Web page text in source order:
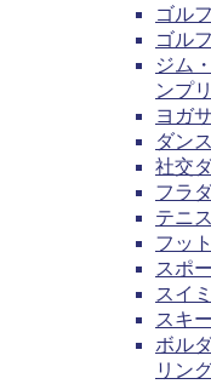
ゴル
ゴル
ジム
ンプ
ヨガ
ダン
社交
フラ
テニ
フッ
スポ
スイ
スキ
ボル
リン